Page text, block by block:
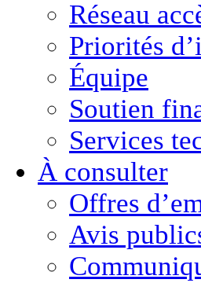
Réseau
Priorités
Équipe
Soutien
Services
À consulter
Offres
Avis